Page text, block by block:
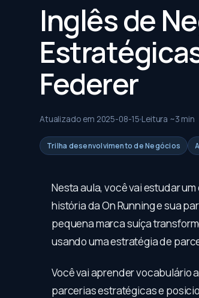
Inglês de
Federer
Atualizado em 2025-08-15 Leitura ~3 min
Trilha desenvolvimento de Negócios
Nesta aula, você vai estudar
história da On Running e sua
pequena marca suíça
usando uma estratégia de
Você vai aprender vocabulário
parcerias estratégicas e